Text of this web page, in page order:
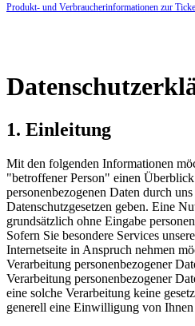
Produkt- und Verbraucherinformationen zur
1. Einleitung
Mit den folgenden Informationen
"betroffener Person" einen
personenbezogenen Daten durch
Datenschutzgesetzen geben. Eine
grundsätzlich ohne Eingabe
Sofern Sie besondere Services
Internetseite in Anspruch nehmen
Verarbeitung personenbezogener
Verarbeitung personenbezogener
eine solche Verarbeitung keine
generell eine Einwilligung von Ihnen